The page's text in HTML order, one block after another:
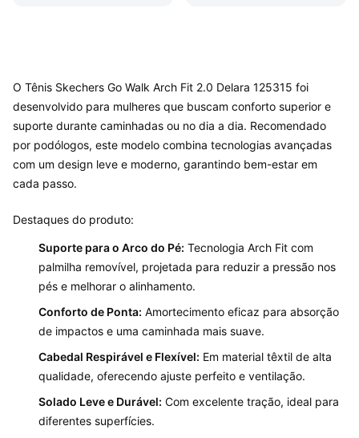
O Tênis Skechers Go Walk Arch Fit 2.0 Delara 125315 foi
desenvolvido para mulheres que buscam conforto superior e
suporte durante caminhadas ou no dia a dia. Recomendado
por podólogos, este modelo combina tecnologias avançadas
com um design leve e moderno, garantindo bem-estar em
cada passo.
Destaques do produto:
Suporte para o Arco do Pé: Tecnologia Arch Fit com
palmilha removível, projetada para reduzir a pressão nos
pés e melhorar o alinhamento.
Conforto de Ponta: Amortecimento eficaz para absorção
de impactos e uma caminhada mais suave.
Cabedal Respirável e Flexível: Em material têxtil de alta
qualidade, oferecendo ajuste perfeito e ventilação.
Solado Leve e Durável: Com excelente tração, ideal para
diferentes superfícies.